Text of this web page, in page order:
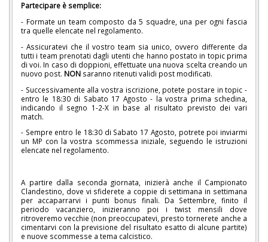
Partecipare è semplice:
- Formate un team composto da 5 squadre, una per ogni fascia
tra quelle elencate nel regolamento.
- Assicuratevi che il vostro team sia unico, ovvero differente da
tutti i team prenotati dagli utenti che hanno postato in topic prima
di voi. In caso di doppioni, effettuate una nuova scelta creando un
nuovo post. NON saranno ritenuti validi post modificati.
- Successivamente alla vostra iscrizione, potete postare in topic -
entro le 18:30 di Sabato 17 Agosto - la vostra prima schedina,
indicando il segno 1-2-X in base al risultato previsto dei vari
match.
- Sempre entro le 18:30 di Sabato 17 Agosto, potrete poi inviarmi
un MP con la vostra scommessa iniziale, seguendo le istruzioni
elencate nel regolamento.
A partire dalla seconda giornata, inizierà anche il Campionato
Clandestino, dove vi sfiderete a coppie di settimana in settimana
per accaparrarvi i punti bonus finali. Da Settembre, finito il
periodo vacanziero, inizieranno poi i twist mensili dove
ritroveremo vecchie (non preoccupatevi, presto tornerete anche a
cimentarvi con la previsione del risultato esatto di alcune partite)
e nuove scommesse a tema calcistico.